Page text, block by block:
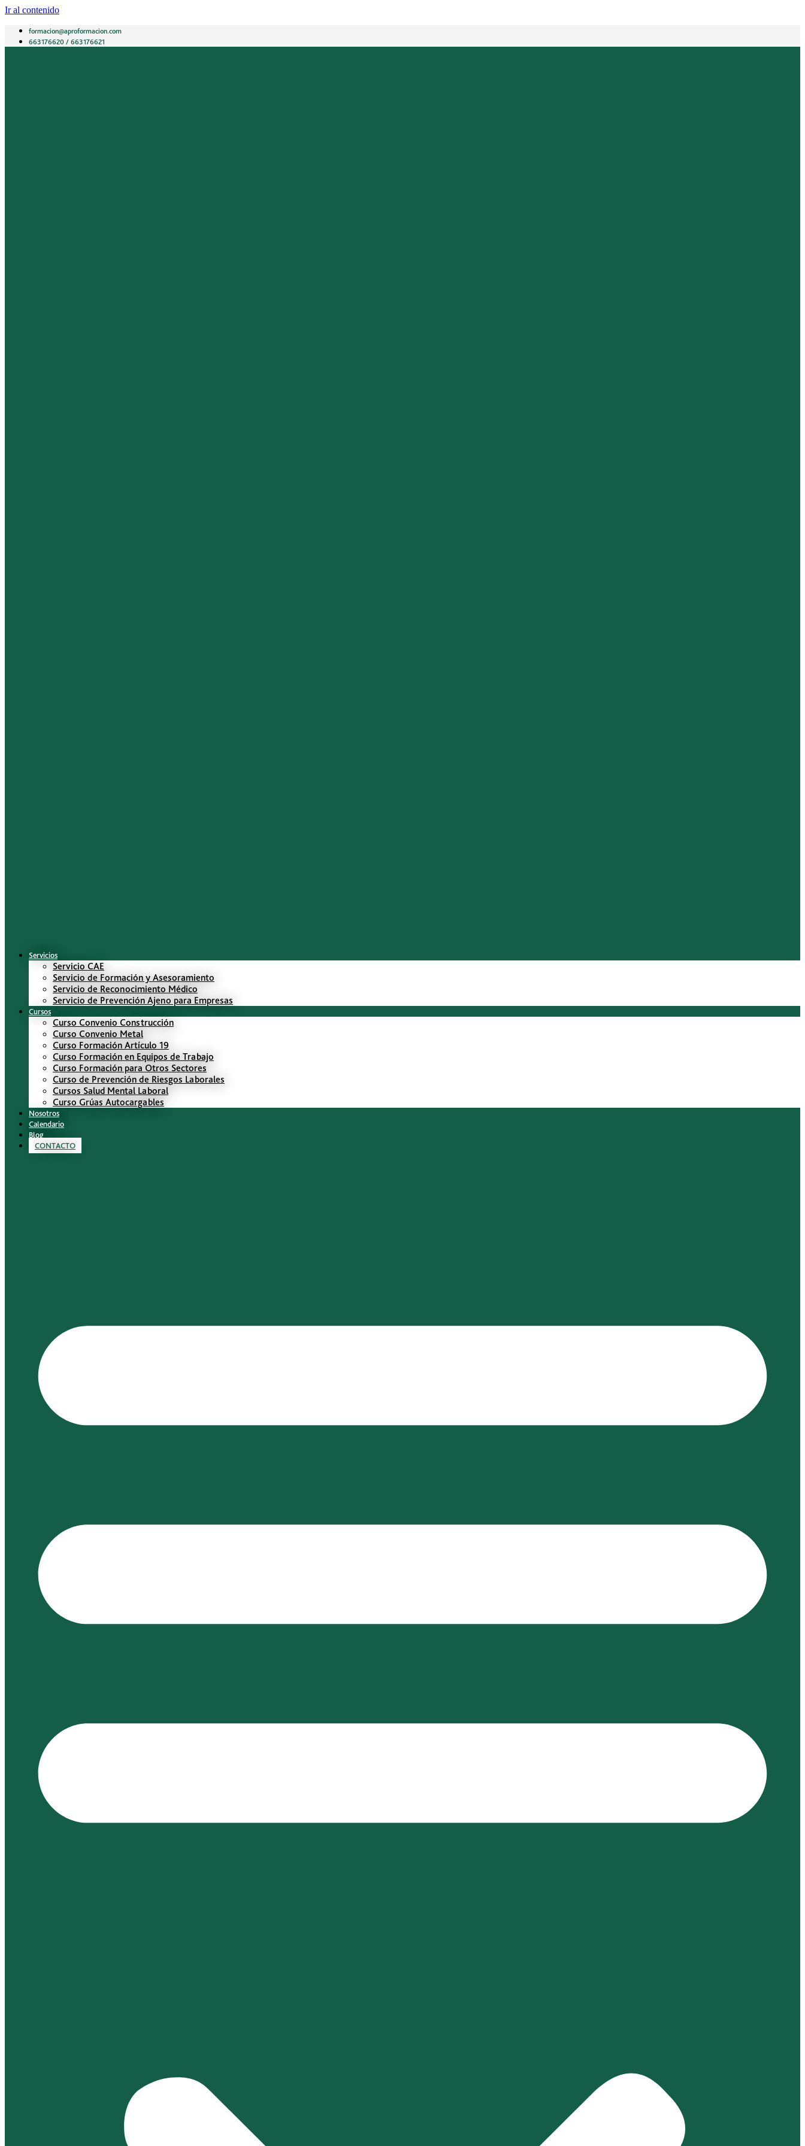
Ir al contenido
formacion@aproformacion.com
663176620 / 663176621
Servicios
Servicio CAE
Servicio de Formación y Asesoramiento
Servicio de Reconocimiento Médico
Servicio de Prevención Ajeno para Empresas
Cursos
Curso Convenio Construcción
Curso Convenio Metal
Curso Formación Artículo 19
Curso Formación en Equipos de Trabajo
Curso Formación para Otros Sectores
Curso de Prevención de Riesgos Laborales
Cursos Salud Mental Laboral
Curso Grúas Autocargables
Nosotros
Calendario
Blog
CONTACTO